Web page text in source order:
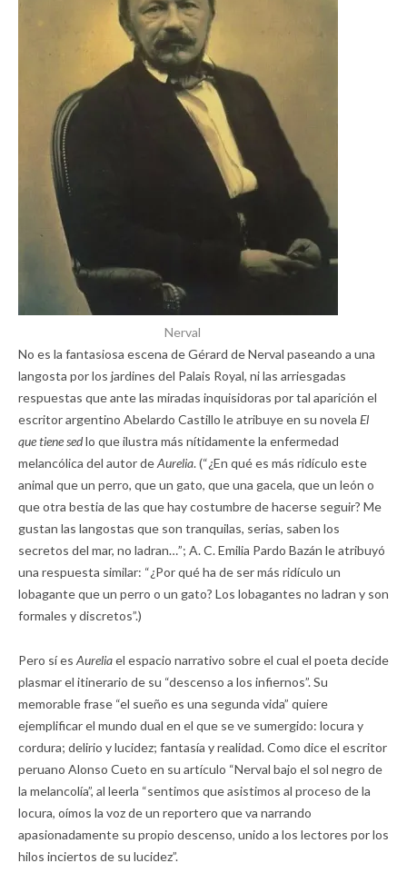
Nerval
No es la fantasiosa escena de Gérard de Nerval paseando a una
langosta por los jardines del Palais Royal, ni las arriesgadas
respuestas que ante las miradas inquisidoras por tal aparición el
escritor argentino Abelardo Castillo le atribuye en su novela El
que tiene sedlo que ilustra más nítidamente la enfermedad
melancólica del autor deAurelia. (“¿En qué es más ridículo este
animal que un perro, que un gato, que una gacela, que un león o
que otra bestia de las que hay costumbre de hacerse seguir? Me
gustan las langostas que son tranquilas, serias, saben los
secretos del mar, no ladran…”; A. C. Emilia Pardo Bazán le atribuyó
una respuesta similar: “¿Por qué ha de ser más ridículo un
lobagante que un perro o un gato? Los lobagantes no ladran y son
formales y discretos”.)
Pero sí es Aureliael espacio narrativo sobre el cual el poeta decide
plasmar el itinerario de su “descenso a los infiernos”. Su
memorable frase “el sueño es una segunda vida” quiere
ejemplificar el mundo dual en el que se ve sumergido: locura y
cordura; delirio y lucidez; fantasía y realidad. Como dice el escritor
peruano Alonso Cueto en su artículo “Nerval bajo el sol negro de
la melancolía”, al leerla “sentimos que asistimos al proceso de la
locura, oímos la voz de un reportero que va narrando
apasionadamente su propio descenso, unido a los lectores por los
hilos inciertos de su lucidez”.